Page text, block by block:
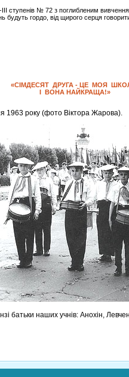
№ 72 з поглибленим вивченням
будуть гордо, від щирого серця
«СІМДЕСЯТ ДРУГА - ЦЕ МОЯ
І ВОНА НАЙКРАЩА!»
1963 року (фото Віктора Жарова).
батьки наших учнів: Анохін,